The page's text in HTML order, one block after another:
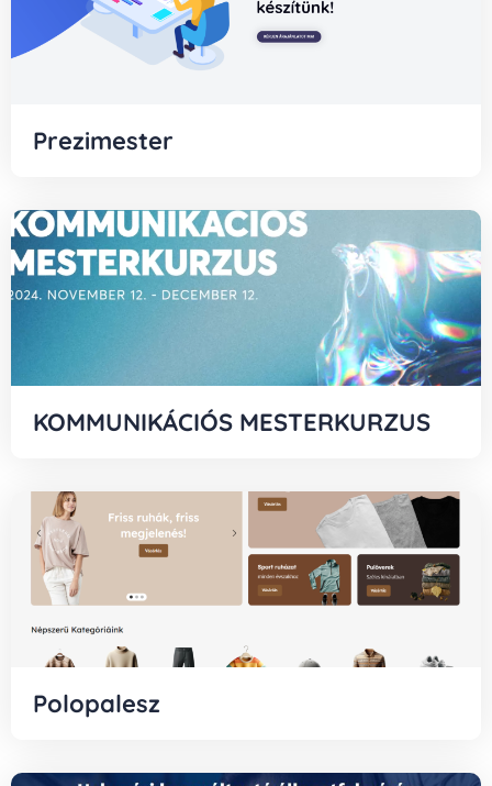
Prezimester
KOMMUNIKÁCIÓS MESTERKURZUS
Polopalesz